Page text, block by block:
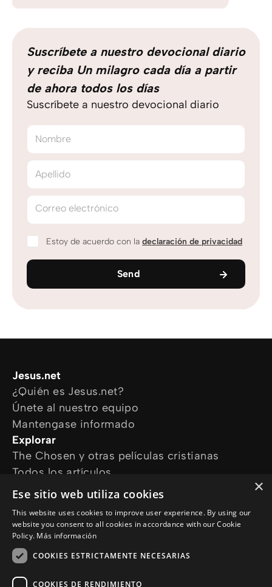
Suscríbete a nuestro devocional diario
y reciba Un milagro cada día a partir
de ahora todos los días
Suscríbete a nuestro devocional diario
Nombre
Apellido
Correo electrónico
Estoy de acuerdo con la declaración de privacidad
Send
Jesus.net
¿Quién es Jesus.net?
Únete al nuestro equipo
Mantengase informado
Explorar
The Chosen y otras películas cristianas
Todos los artículos
Cursos online
¿Cómo podemos ayudarte?
Devocional diario
Necesito oración
×
Ese sitio web utiliza cookies
This website uses cookies to improve user experience. By using our
website you consent to all cookies in accordance with our Cookie
Policy. Más información
COOKIES ESTRICTAMENTE NECESARIAS
COOKIES DE RENDIMIENTO